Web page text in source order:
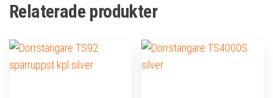
Relaterade produkter